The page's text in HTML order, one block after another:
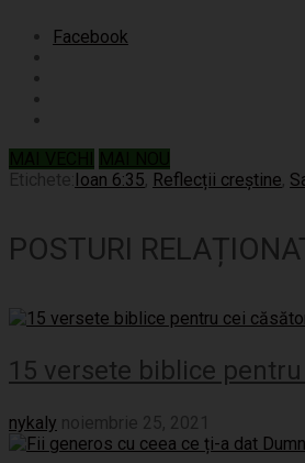
Facebook
Etichete: Ioan 6:35, Reflecții creștine,
POSTURI
15 versete biblice pentru
nykaly noiembrie 25, 2021